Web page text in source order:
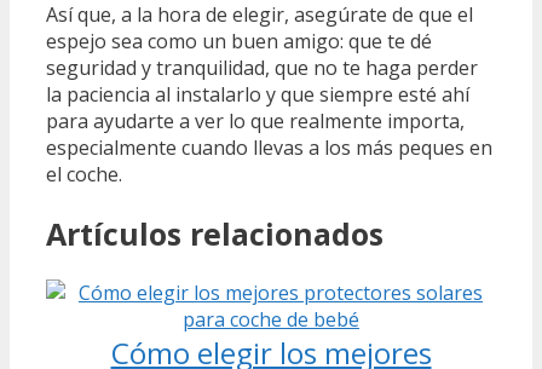
Así que, a la hora de elegir, asegúrate de que el
espejo sea como un buen amigo: que te dé
seguridad y tranquilidad, que no te haga perder
la paciencia al instalarlo y que siempre esté ahí
para ayudarte a ver lo que realmente importa,
especialmente cuando llevas a los más peques en
el coche.
Artículos relacionados
Cómo elegir los mejores